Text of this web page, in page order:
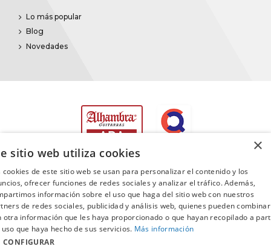
Lo más popular
Blog
Novedades
©2025 Promusica· Todos los derechos reservados
×
sitio web utiliza cookies
cookies de este sitio web se usan para personalizar el contenido y los
ofrecer funciones de redes sociales y analizar el tráfico. Además,
información sobre el uso que haga del sitio web con nuestros
de redes sociales, publicidad y análisis web, quienes pueden
otra información que les haya proporcionado o que hayan recopilado a
que haya hecho de sus servicios. Más información
CONFIGURAR